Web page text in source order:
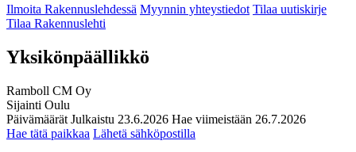
Ilmoita Rakennuslehdessä Myynnin yhteystiedot Tilaa uutiskirje
Tilaa Rakennuslehti
Yksikönpäällikkö
Ramboll CM Oy
Sijainti Oulu
Päivämäärät Julkaistu 23.6.2026 Hae viimeistään 26.7.2026
Hae tätä paikkaa Lähetä sähköpostilla